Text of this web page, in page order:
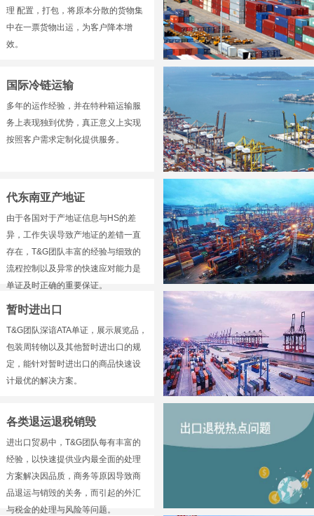
理 配置，打包，将原本分散的货物集
中在一票货物出运，为客户降本增
效。
国际冷链运输
多年的运作经验，并在特种箱运输服
务上表现独到优势，真正意义上实现
按照客户需求定制化提供服务。
代东南亚产地证
由于各国对于产地证信息与HS的差
异，工作失误导致产地证的差错一直
存在，T&G团队丰富的经验与细致的
流程控制以及异常的快速应对能力是
单证及时正确的重要保证。
暂时进出口
T&G团队深谙ATA单证，展示展览品，
包装周转物以及其他暂时进出口的规
定，能针对暂时进出口的商品快速设
计最优的解决方案。
各类退运退税销毁
进出口贸易中，T&G团队每有丰富的
经验，以快速提供业内最全面的处理
方案解决因品质，商务等原因导致商
品退运与销毁的关务，而引起的外汇
与税金的处理与风险等问题。